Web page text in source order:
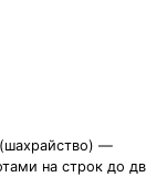
—
на строк до